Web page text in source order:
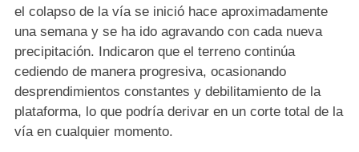
el colapso de la vía se inició hace aproximadamente
una semana y se ha ido agravando con cada nueva
precipitación. Indicaron que el terreno continúa
cediendo de manera progresiva, ocasionando
desprendimientos constantes y debilitamiento de la
plataforma, lo que podría derivar en un corte total de la
vía en cualquier momento.